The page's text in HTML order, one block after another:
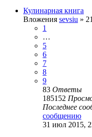
Кулинарная книга
Вложения sevsiu »
1
…
5
6
7
8
9
83 Ответы
185152
Последнее
сообщению
31 июл 2015,